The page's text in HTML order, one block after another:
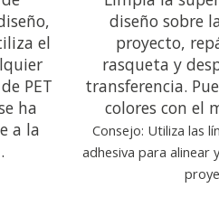
el
PET
ha
a la
diseño sobre
proyecto,
rasqueta y
transferencia.
colores con el
Consejo: Utiliza las
adhesiva para alinear